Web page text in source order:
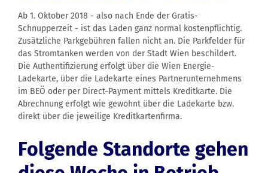
Ab 1. Oktober 2018 - also nach Ende der Gratis-
Schnupperzeit - ist das Laden ganz normal kostenpflichtig.
Zusätzliche Parkgebühren fallen nicht an. Die Parkfelder für
das Stromtanken werden von der Stadt Wien beschildert.
Die Authentifizierung erfolgt über die Wien Energie-
Ladekarte, über die Ladekarte eines Partnerunternehmens
im BEÖ oder per Direct-Payment mittels Kreditkarte. Die
Abrechnung erfolgt wie gewohnt über die Ladekarte bzw.
direkt über die jeweilige Kreditkartenfirma.
Folgende Standorte gehen